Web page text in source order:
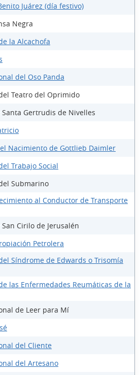
Juárez (día festivo)
Negra
la Alcachofa
del Oso Panda
Teatro del Oprimido
Gertrudis de Nivelles
Nacimiento de Gottlieb Daimler
Trabajo Social
Submarino
al Conductor de Transporte
Cirilo de Jerusalén
Petrolera
Síndrome de Edwards o Trisomía
las Enfermedades Reumáticas de la
de Leer para Mí
del Cliente
del Artesano